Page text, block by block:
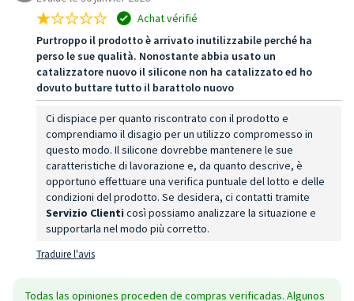
Achat vérifié
Purtroppo il prodotto è arrivato inutilizzabile perché ha
perso le sue qualità. Nonostante abbia usato un
catalizzatore nuovo il silicone non ha catalizzato ed ho
dovuto buttare tutto il barattolo nuovo
Ci dispiace per quanto riscontrato con il prodotto e
comprendiamo il disagio per un utilizzo compromesso in
questo modo. Il silicone dovrebbe mantenere le sue
caratteristiche di lavorazione e, da quanto descrive, è
opportuno effettuare una verifica puntuale del lotto e delle
condizioni del prodotto. Se desidera, ci contatti tramite
Servizio Clienti così possiamo analizzare la situazione e
supportarla nel modo più corretto.
Traduire l'avis
Todas las opiniones proceden de compras verificadas. Algunos